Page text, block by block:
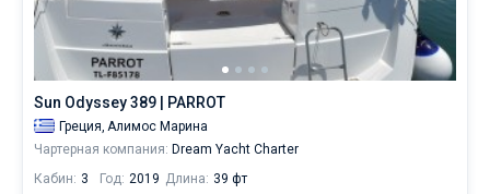
судном.
каталоге
аренду
вы
найдете
предложений
Sun Odyssey 389 | PARROT
Греция, Алимос Марина
Чартерная компания: Dream Yacht Charter
Кабин: 3 Год: 2019 Длина: 39 фт